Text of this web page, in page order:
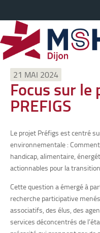
21 MAI 2024
Focus sur
PREFIGS
Le projet Préfigs est centré
environnementale :
handicap, alimentaire,
actionnables pour la
Cette question a émergé à
recherche participative
associatifs, des élus, des
services déconcentrés de